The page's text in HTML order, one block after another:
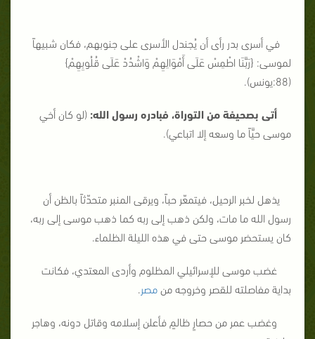
في أسرى بدر رأى أن يُجندل الأسرى على جنوبهم، فكان شبيهاً
لموسى: {رَبَّنَا اطْمِسْ عَلَى أَمْوَالِهِمْ وَاشْدُدْ عَلَى قُلُوبِهِمْ}
(88:يونس).
أتى بصحيفة من التوراة، فبادره رسول الله: (لو كان أخي
موسى حيَّاً ما وسعه إلا اتباعي).
يذهل لخبر الرحيل، فيتمعّر حباً، ويرقى المنبر متحدّثاً بالظن أن
رسول الله ما مات، ولكن ذهب إلى ربه كما ذهب موسى إلى ربه،
كان يستحضر موسى حتى في هذه الليلة الظلماء.
غضب موسى للإسرائيلي المظلوم وأردى المعتدي، فكانت
بداية مفاصلته للقصر وخروجه من مصر.
وغضب عمر من حصارٍ ظالمٍ فأعلن إسلامه وقاتل دونه، وهاجر